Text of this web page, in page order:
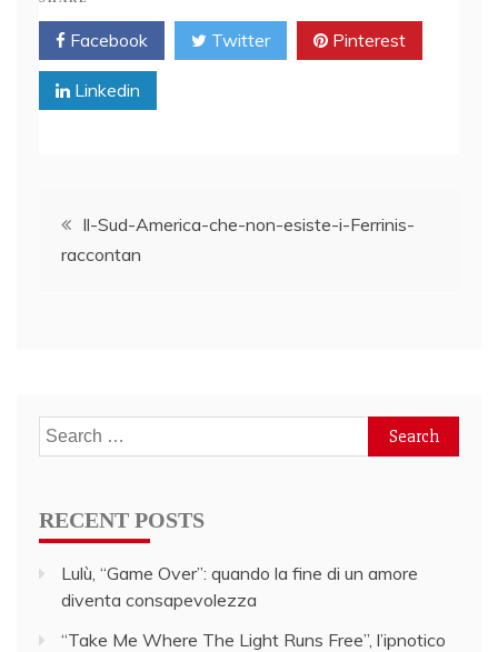
Facebook Twitter Pinterest
Linkedin
PostIl-Sud-America-che-non-esiste-i-Ferrinis-
raccontan
Search
for:
RECENT POSTS
Lulù, “Game Over”: quando la fine di un amore
diventa consapevolezza
“Take Me Where The Light Runs Free”, l’ipnotico